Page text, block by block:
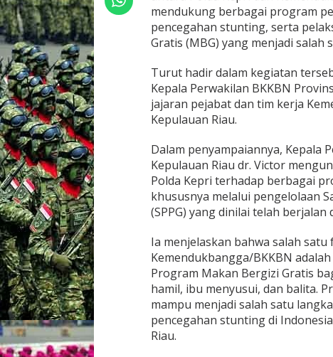
A
T
S
E
R
G
D
K
U
N
P
R
G
R
M
3
B
D
A
mendukung berbagai program
pencegahan stunting, serta
Gratis (MBG) yang menjadi
Turut hadir dalam kegiatan
Kepala Perwakilan BKKBN
jajaran pejabat dan tim kerja
Kepulauan Riau.
Dalam penyampaiannya, Kepala
Kepulauan Riau dr. Victor
Polda Kepri terhadap berbagai
khususnya melalui pengelolaan
(SPPG) yang dinilai telah
Ia menjelaskan bahwa salah satu
Kemendukbangga/BKKBN
Program Makan Bergizi Gratis
hamil, ibu menyusui, dan balita.
mampu menjadi salah satu
pencegahan stunting di
Riau.